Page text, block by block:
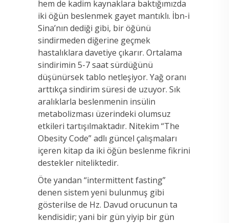
hem de kadim kaynaklara baktığımızda
iki öğün beslenmek gayet mantıklı. İbn-i
Sina’nın dediği gibi, bir öğünü
sindirmeden diğerine geçmek
hastalıklara davetiye çıkarır. Ortalama
sindirimin 5-7 saat sürdüğünü
düşünürsek tablo netleşiyor. Yağ oranı
arttıkça sindirim süresi de uzuyor. Sık
aralıklarla beslenmenin insülin
metabolizması üzerindeki olumsuz
etkileri tartışılmaktadır. Nitekim “The
Obesity Code” adlı güncel çalışmaları
içeren kitap da iki öğün beslenme fikrini
destekler niteliktedir.
Öte yandan “intermittent fasting”
denen sistem yeni bulunmuş gibi
gösterilse de Hz. Davud orucunun ta
kendisidir; yani bir gün yiyip bir gün